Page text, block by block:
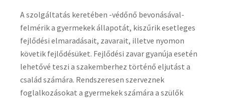
A szolgáltatás keretében -védőnő bevonásával-
felmérik a gyermekek állapotát, kiszűrik esetleges
fejlődési elmaradásait, zavarait, illetve nyomon
követik fejlődésüket. Fejlődési zavar gyanúja esetén
lehetővé teszi a szakemberhez történő eljutást a
család számára. Rendszeresen szerveznek
foglalkozásokat a gyermekek számára a szülők